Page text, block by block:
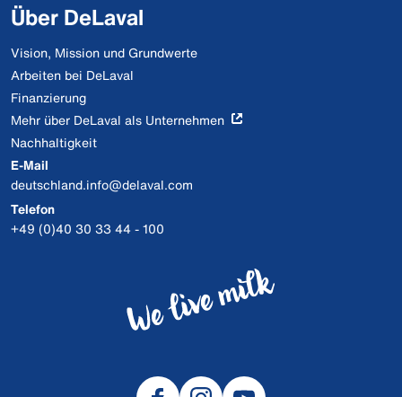
Über DeLaval
Vision, Mission und Grundwerte
Arbeiten bei DeLaval
Finanzierung
Mehr über DeLaval als Unternehmen
Nachhaltigkeit
E-Mail
deutschland.info@delaval.com
Telefon
+49 (0)40 30 33 44 - 100